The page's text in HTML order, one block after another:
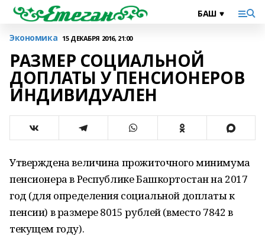
Экономика 15 ДЕКАБРЯ 2016, 21:00
РАЗМЕР СОЦИАЛЬНОЙ
ДОПЛАТЫ У ПЕНСИОНЕРОВ
ИНДИВИДУАЛЕН
Утверждена величина прожиточного минимума
пенсионера в Республике Башкортостан на 2017
год (для определения социальной доплаты к
пенсии) в размере 8015 рублей (вместо 7842 в
текущем году).